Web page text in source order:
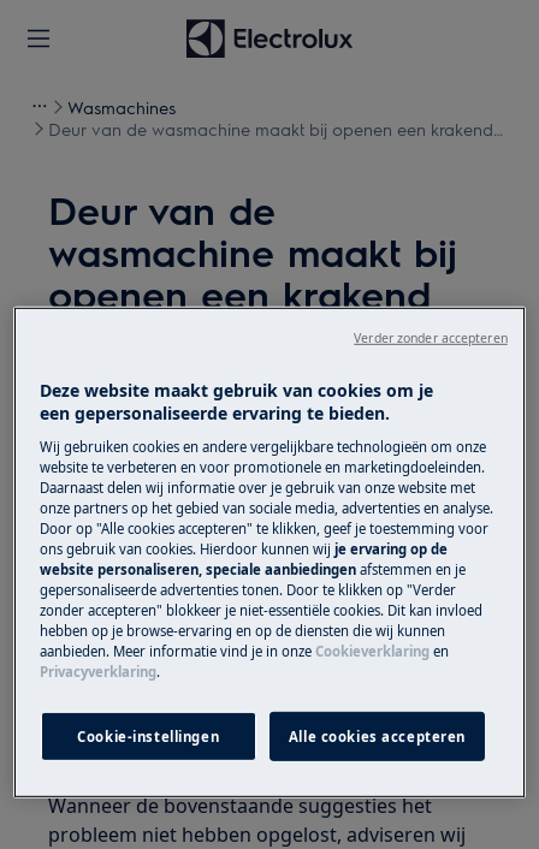
Wasmachines
Deur van de wasmachine maakt bij openen een krakend
Deur van de
wasmachine maakt bij
openen een krakend
Kwestie
Deur van de wasmachine maakt bij openen
of sluiten een krakend geluid
Heeft betrekking op
Wasmachine
Oplossing
Reinig het scharnier met een vochtige
Neem contact op met onze servicedienst
voor een afspraak.
Wanneer de bovenstaande suggesties het
probleem niet hebben opgelost, adviseren wij
Deze website maakt gebruik van cookies om je
een gepersonaliseerde ervaring te bieden.
Wij gebruiken cookies en andere vergelijkbare technologieën om onze
website te verbeteren en voor promotionele en marketingdoeleinden.
Daarnaast delen wij informatie over je gebruik van onze website met
onze partners op het gebied van sociale media, advertenties en analyse.
Door op "Alle cookies accepteren" te klikken, geef je toestemming voor
ons gebruik van cookies. Hierdoor kunnen wijje ervaring op de
website personaliseren, speciale aanbiedingen afstemmen en je
gepersonaliseerde advertenties tonen. Door te klikken op "Verder
zonder accepteren" blokkeer je niet-essentiële cookies. Dit kan invloed
hebben op je browse-ervaring en op de diensten die wij kunnen
aanbieden. Meer informatie vind je in onzeCookieverklaring en
Privacyverklaring.
Cookie-instellingen Alle cookies accepteren
Verder zonder accepteren